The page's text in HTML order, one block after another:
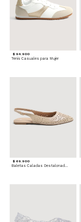
$ 94.900
Tenis Casuales para Mujer
$ 69.900
Baletas Caladas Destalonadas